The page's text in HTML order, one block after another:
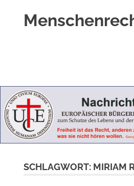
Geborene
wie
für
Ungeborene
SCHLAGWORT: MIRIAM